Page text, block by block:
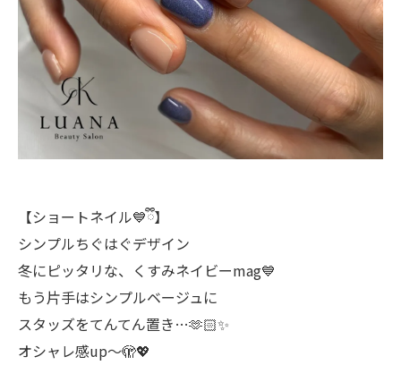
【ショートネイル💙ྀི】
シンプルちぐはぐデザイン
冬にピッタリな、くすみネイビーmag💙
もう片手はシンプルベージュに
スタッズをてんてん置き…🫶🏻️︎✨
オシャレ感up～🫣💖